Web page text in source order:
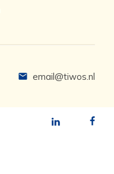
email@tiwos.nl